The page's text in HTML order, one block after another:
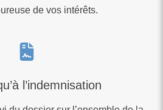
de vos intérêts.
l’indemnisation